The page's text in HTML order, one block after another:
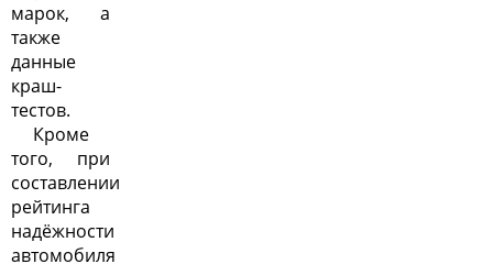
марок, а
также
данные
краш-
тестов.
Кроме
того, при
составлении
рейтинга
надёжности
автомобиля